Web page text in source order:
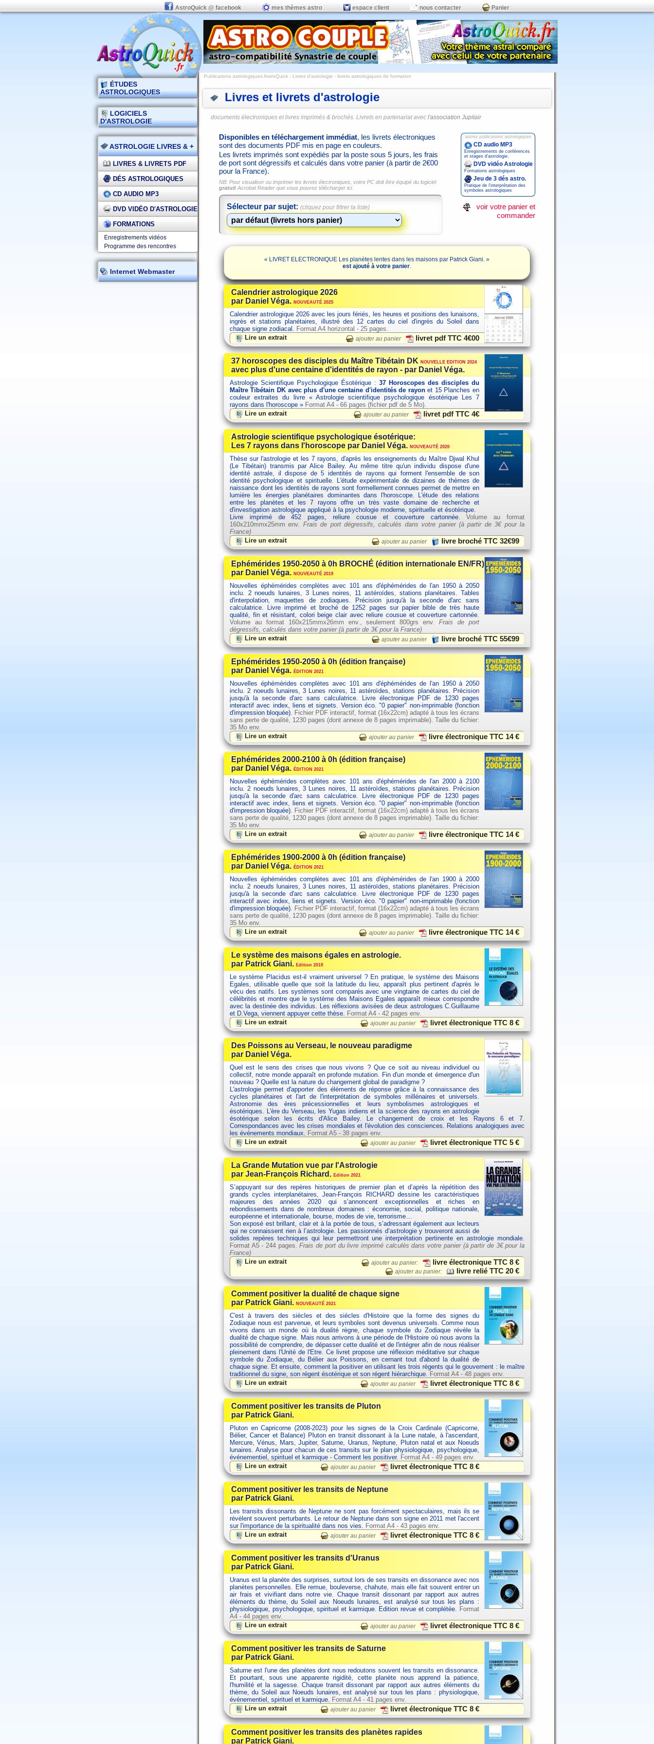
AstroQuick @ facebook mes thèmes astro espace client nous contacter Panier
ÉTUDES
ASTROLOGIQUES
LOGICIELS
D'ASTROLOGIE
ASTROLOGIE LIVRES & +
LIVRES & LIVRETS PDF
DÉS ASTROLOGIQUES
CD AUDIO MP3
DVD VIDÉO D'ASTROLOGIE
FORMATIONS
Enregistrements vidéos
Programme des rencontres
Internet Webmaster
Publications astrologiques AstroQuick : Livres d'astrologie - livrets astrologiques de formation
Livres et livrets d'astrologie
documents électroniques et livres imprimés & brochés. Livrets en partenariat avec l'association Jupitair
Disponibles en téléchargement immédiat, les livrets électroniques
sont des documents PDF mis en page en couleurs.
Les livrets imprimés sont expédiés par la poste sous 5 jours, les frais
de port sont dégressifs et calculés dans votre panier (à partir de 2€00
pour la France).
NB: Pour visualiser ou imprimer les livrets électroniques, votre PC doit être équipé du logiciel
gratuit Acrobat Reader que vous pouvez télécharger ici.
Sélecteur par sujet: (cliquez pour filtrer la liste)
autres publications astrologiques
CD audio MP3
Enregistrements de conférences
et stages d'astrologie.
DVD vidéo Astrologie
Formations astrologiques
Jeu de 3 dés astro.
Pratique de l'interprétation des
symboles astrologiques
voir votre panier et
commander
« LIVRET ELECTRONIQUE Les planètes lentes dans les maisons par Patrick Giani. »
est ajouté à votrepanier.
Calendrier astrologique 2026
par Daniel Véga.NOUVEAUTÉ 2025
Calendrier astrologique 2026 avec les jours fériés, les heures et positions des lunaisons,
ingrès et stations planétaires, illustré des 12 cartes du ciel d'ingrès du Soleil dans
chaque signe zodiacal. Format A4 horizontal - 25 pages.
Lire un extrait
ajouter au panier livret pdf TTC4€00
37 horoscopes des disciples du Maître Tibétain DKNOUVELLE EDITION 2024
avec plus d'une centaine d'identités de rayon - par Daniel Véga.
Astrologie Scientifique Psychologique Ésotérique : 37 Horoscopes des disciples du
Maître Tibétain DK avec plus d'une centaine d'identités de rayonet 15 Planches en
couleur extraites du livre « Astrologie scientifique psychologique ésotérique Les 7
rayons dans l'horoscope » Format A4 - 66 pages (fichier pdf de 5 Mo).
Lire un extrait
ajouter au panier livret pdf TTC4€
Astrologie scientifique psychologique ésotérique:
Les 7 rayons dans l'horoscope par Daniel Véga.NOUVEAUTÉ 2020
Thèse sur l'astrologie et les 7 rayons, d'après les enseignements du Maître Djwal Khul
(Le Tibétain) transmis par Alice Bailey. Au même titre qu'un individu dispose d'une
identité astrale, il dispose de 5 identités de rayons qui forment l'ensemble de son
identité psychologique et spirituelle. L'étude expérimentale de dizaines de thèmes de
naissance dont les identités de rayons sont formellement connues permet de mettre en
lumière les énergies planétaires dominantes dans l'horoscope. L'étude des relations
entre les planètes et les 7 rayons offre un très vaste domaine de recherche et
d'investigation astrologique appliqué à la psychologie moderne, spirituelle et ésotérique.
Livre imprimé de 452 pages, reliure cousue et couverture cartonnée.Volume au format
160x210mmx25mm env. Frais de port dégressifs, calculés dans votre panier (à partir de3€ pour la
France)
Lire un extrait
ajouter au panier livre broché TTC32€99
Ephémérides 1950-2050 à 0h BROCHÉ (édition internationale EN/FR)
par Daniel Véga.NOUVEAUTÉ 2019
Nouvelles éphémérides complètes avec 101 ans d'éphémérides de l'an 1950 à 2050
inclu. 2 noeuds lunaires, 3 Lunes noires, 11 astéroïdes, stations planétaires. Tables
d'interpolation, maquettes de zodiaques. Précision jusqu'à la seconde d'arc sans
calculatrice. Livre imprimé et broché de 1252 pages sur papier bible de très haute
qualité, fin et résistant, colori beige clair avec reliure cousue et couverture cartonnée.
Volume au format 160x215mmx26mm env., seulement 800grs env.Frais de port
dégressifs, calculés dans votre panier (à partir de 3€ pour la France)
Lire un extrait
ajouter au panier livre broché TTC55€99
Ephémérides 1950-2050 à 0h (édition française)
par Daniel Véga.ÉDITION 2021
Nouvelles éphémérides complètes avec 101 ans d'éphémérides de l'an 1950 à 2050
inclu. 2 noeuds lunaires, 3 Lunes noires, 11 astéroïdes, stations planétaires. Précision
jusqu'à la seconde d'arc sans calculatrice. Livre électronique PDF de 1230 pages
interactif avec index, liens et signets. Version éco. "0 papier" non-imprimable (fonction
d'impression bloquée). Fichier PDF interactif, format (16x22cm) adapté à tous les écrans
sans perte de qualité, 1230 pages (dont annexe de 8 pages imprimable). Taille du fichier:
35 Mo env.
Lire un extrait
ajouter au panier livre électronique TTC 14 €
Ephémérides 2000-2100 à 0h (édition française)
par Daniel Véga.ÉDITION 2021
Nouvelles éphémérides complètes avec 101 ans d'éphémérides de l'an 2000 à 2100
inclu. 2 noeuds lunaires, 3 Lunes noires, 11 astéroïdes, stations planétaires. Précision
jusqu'à la seconde d'arc sans calculatrice. Livre électronique PDF de 1230 pages
interactif avec index, liens et signets. Version éco. "0 papier" non-imprimable (fonction
d'impression bloquée). Fichier PDF interactif, format (16x22cm) adapté à tous les écrans
sans perte de qualité, 1230 pages (dont annexe de 8 pages imprimable). Taille du fichier:
35 Mo env.
Lire un extrait
ajouter au panier livre électronique TTC 14 €
Ephémérides 1900-2000 à 0h (édition française)
par Daniel Véga.ÉDITION 2021
Nouvelles éphémérides complètes avec 101 ans d'éphémérides de l'an 1900 à 2000
inclu. 2 noeuds lunaires, 3 Lunes noires, 11 astéroïdes, stations planétaires. Précision
jusqu'à la seconde d'arc sans calculatrice. Livre électronique PDF de 1230 pages
interactif avec index, liens et signets. Version éco. "0 papier" non-imprimable (fonction
d'impression bloquée). Fichier PDF interactif, format (16x22cm) adapté à tous les écrans
sans perte de qualité, 1230 pages (dont annexe de 8 pages imprimable). Taille du fichier:
35 Mo env.
Lire un extrait
ajouter au panier livre électronique TTC 14 €
Le système des maisons égales en astrologie.
par Patrick Giani.Edition 2019
Le système Placidus est-il vraiment universel ? En pratique, le système des Maisons
Egales, utilisable quelle que soit la latitude du lieu, apparaît plus pertinent d'après le
vécu des natifs. Les systèmes sont comparés avec une vingtaine de cartes du ciel de
célébrités et montre que le système des Maisons Egales apparaît mieux correspondre
avec la destinée des individus. Les réflexions avisées de deux astrologues C.Guillaume
et D.Vega, viennent appuyer cette thèse. Format A4 - 42 pages env.
Lire un extrait
ajouter au panier livret électronique TTC8 €
Des Poissons au Verseau, le nouveau paradigme
par Daniel Véga.
Quel est le sens des crises que nous vivons ? Que ce soit au niveau individuel ou
collectif, notre monde apparaît en profonde mutation. Fin d'un monde et émergence d'un
nouveau ? Quelle est la nature du changement global de paradigme ?
L'astrologie permet d'apporter des éléments de réponse grâce à la connaissance des
cycles planétaires et l'art de l'interprétation de symboles millénaires et universels.
Astronomie des ères précessionnelles et leurs symbolismes astrologiques et
ésotériques. L'ère du Verseau, les Yugas indiens et la science des rayons en astrologie
ésotérique selon les écrits d'Alice Bailey. Le changement de croix et les Rayons 6 et 7.
Correspondances avec les crises mondiales et l'évolution des consciences. Relations analogiques avec
les événements mondiaux. Format A5 - 38 pages env.
Lire un extrait
ajouter au panier livret électronique TTC5 €
La Grande Mutation vue par l'Astrologie
par Jean-François Richard.Edition 2021
S’appuyant sur des repères historiques de premier plan et d’après la répétition des
grands cycles interplanétaires, Jean-François RICHARD dessine les caractéristiques
majeures des années 2020 qui s’annoncent exceptionnelles et riches en
rebondissements dans de nombreux domaines : économie, social, politique nationale,
européenne et internationale, bourse, modes de vie, terrorisme…
Son exposé est brillant, clair et à la portée de tous, s’adressant également aux lecteurs
qui ne connaissent rien à l’astrologie. Les passionnés d’astrologie y trouveront aussi de
solides repères techniques qui leur permettront une interprétation pertinente en astrologie mondiale.
Format A5 - 244 pages.Frais de port du livre imprimé calculés dans votre panier (à partir de 3€ pour la
France)
Lire un extrait
ajouter au panier: livre électronique TTC8 €
ajouter au panier: livre relié TTC20 €
Comment positiver la dualité de chaque signe
par Patrick Giani.NOUVEAUTÉ 2021
C'est à travers des siècles et des siècles d'Histoire que la forme des signes du
Zodiaque nous est parvenue, et leurs symboles sont devenus universels. Comme nous
vivons dans un monde où la dualité règne, chaque symbole du Zodiaque révèle la
dualité de chaque signe. Mais nous arrivons à une période de l'Histoire où nous avons la
possibilité de comprendre, de dépasser cette dualité et de l'intégrer afin de nous réaliser
pleinement dans l'Unité de l'Etre. Ce livret propose une réflexion méditative sur chaque
symbole du Zodiaque, du Bélier aux Poissons, en cernant tout d'abord la dualité de
chaque signe. Et ensuite, comment la positiver en utilisant les trois régents qui le gouvernent : le maître
traditionnel du signe, son régent ésotérique et son régent hiérarchique. Format A4 - 48 pages env.
Lire un extrait
ajouter au panier livret électronique TTC8 €
Comment positiver les transits de Pluton
par Patrick Giani.
Pluton en Capricorne (2008-2023) pour les signes de la Croix Cardinale (Capricorne,
Bélier, Cancer et Balance) Pluton en transit dissonant à la Lune natale, à l'ascendant,
Mercure, Vénus, Mars, Jupiter, Saturne, Uranus, Neptune, Pluton natal et aux Noeuds
lunaires. Analyse pour chacun de ces transits sur le plan physiologique, psychologique,
événementiel, spirituel et karmique - Comment les positiver. Format A4 - 49 pages env.
Lire un extrait
ajouter au panier livret électronique TTC8 €
Comment positiver les transits de Neptune
par Patrick Giani.
Les transits dissonants de Neptune ne sont pas forcément spectaculaires, mais ils se
révèlent souvent perturbants. Le retour de Neptune dans son signe en 2011 met l'accent
sur l'importance de la spiritualité dans nos vies. Format A4 - 43 pages env.
Lire un extrait
ajouter au panier livret électronique TTC8 €
Comment positiver les transits d'Uranus
par Patrick Giani.
Uranus est la planète des surprises, surtout lors de ses transits en dissonance avec nos
planètes personnelles. Elle remue, bouleverse, chahute, mais elle fait souvent entrer un
air frais et vivifiant dans notre vie. Chaque transit dissonant par rapport aux autres
éléments du thème, du Soleil aux Noeuds lunaires, est analysé sur tous les plans :
physiologique, psychologique, spirituel et karmique. Edition revue et complétée. Format
A4 - 44 pages env.
Lire un extrait
ajouter au panier livret électronique TTC8 €
Comment positiver les transits de Saturne
par Patrick Giani.
Saturne est l'une des planètes dont nous redoutons souvent les transits en dissonance.
Et pourtant, sous une apparente rigidité, cette planète nous apprend la patience,
l'humilité et la sagesse. Chaque transit dissonant par rapport aux autres éléments du
thème, du Soleil aux Noeuds lunaires, est analysé sur tous les plans : physiologique,
événementiel, spirituel et karmique. Format A4 - 41 pages env.
Lire un extrait
ajouter au panier livret électronique TTC8 €
Comment positiver les transits des planètes rapides
par Patrick Giani.